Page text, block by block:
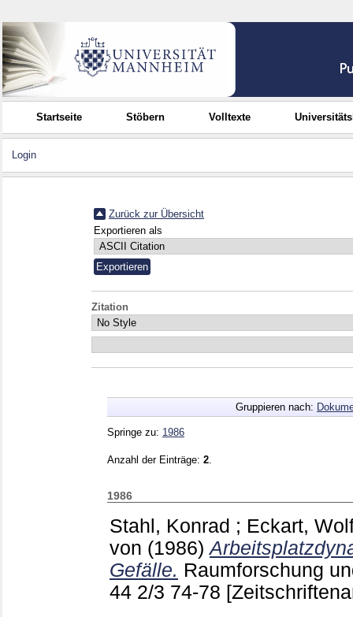
Startseite Stöbern Volltexte
Login
Zurück zur Übersicht
Exportieren als
Zitation
Gruppieren nach:
Springe zu: 1986
Anzahl der Einträge: 2
1986
Stahl, Konrad ; Eckart,
von (1986)
Gefälle. Raumforschung
44 2/3 74-78